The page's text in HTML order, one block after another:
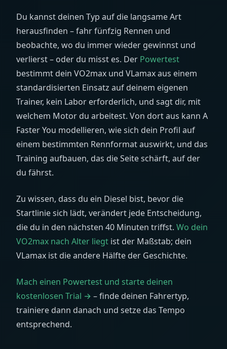
Du kannst deinen Typ auf die langsame Art
herausfinden – fahr fünfzig Rennen und
beobachte, wo du immer wieder gewinnst und
verlierst – oder du misst es. Der Powertest
bestimmt dein VO2max und VLamax aus einem
standardisierten Einsatz auf deinem eigenen
Trainer, kein Labor erforderlich, und sagt dir, mit
welchem Motor du arbeitest. Von dort aus kann A
Faster You modellieren, wie sich dein Profil auf
einem bestimmten Rennformat auswirkt, und das
Training aufbauen, das die Seite schärft, auf der
du fährst.
Zu wissen, dass du ein Diesel bist, bevor die
Startlinie sich lädt, verändert jede Entscheidung,
die du in den nächsten 40 Minuten triffst. Wo dein
VO2max nach Alter liegt ist der Maßstab; dein
VLamax ist die andere Hälfte der Geschichte.
Mach einen Powertest und starte deinen
kostenlosen Trial → – finde deinen Fahrertyp,
trainiere dann danach und setze das Tempo
entsprechend.